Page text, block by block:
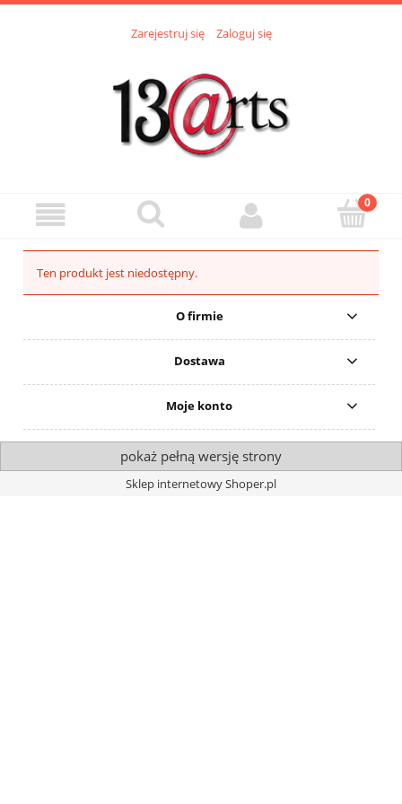
Zarejestruj się Zaloguj się
Ten produkt jest niedostępny.
O firmie
Dostawa
Moje konto
pokaż pełną wersję strony
Sklep internetowy Shoper.pl